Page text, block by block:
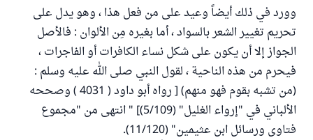
وورد في ذلك أيضاً وعيد على من فعل هذا ، وهو يدل على
تحريم تغيير الشعر بالسواد ، أما بغيره مِن الألوان : فالأصل
الجواز إلا أن يكون على شكل نساء الكافرات أو الفاجرات ،
فيحرم من هذه الناحية ، لقول النبي صلى الله عليه وسلم :
(من تشبه بقوم فهو منهم) [ رواه أبو داود ( 4031 ) وصححه
الألباني في "إرواء الغليل" (5/109)] " انتهى من "مجموع
فتاوى ورسائل ابن عثيمين" (11/120).